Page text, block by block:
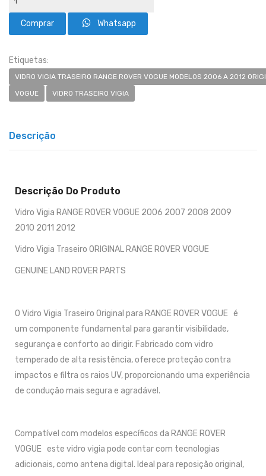
Whatsapp
Etiquetas:
VIDRO VIGIA TRASEIRO RANGE ROVER VOGUE MODELOS 2006 A 2012
VOGUE
VIDRO TRASEIRO VIGIA
Descrição
Descrição Do Produto
Vidro Vigia RANGE ROVER VOGUE 2006 2007 2008 2009
2010 2011 2012
Vidro Vigia Traseiro ORIGINAL RANGE ROVER VOGUE
GENUINE LAND ROVER PARTS
O Vidro Vigia Traseiro Original para RANGE ROVER VOGUE é
um componente fundamental para garantir visibilidade,
segurança e conforto ao dirigir. Fabricado com vidro
temperado de alta resistência, oferece proteção contra
impactos e filtra os raios UV, proporcionando uma experiência
de condução mais segura e agradável.
Compatível com modelos específicos da RANGE ROVER
VOGUE este vidro vigia pode contar com tecnologias
adicionais, como antena digital. Ideal para reposição original,